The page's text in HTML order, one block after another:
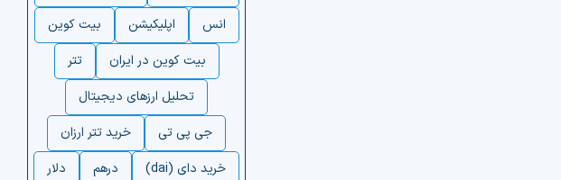
انس
اپلیکیشن
بیت کوین
بیت کوین در ایران
تتر
تحلیل ارزهای دیجیتال
جی پی تی
خرید تتر ارزان
خرید دای (dai)
درهم
دلار